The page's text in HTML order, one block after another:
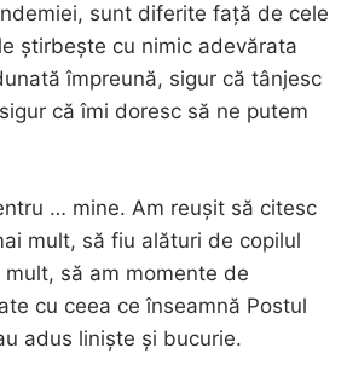
sunt diferite față de cele
știrbește cu nimic adevărata
împreună, sigur că tânjesc
că îmi doresc să ne putem
… mine. Am reușit să citesc
mult, să fiu alături de copilul
să am momente de
cu ceea ce înseamnă Postul
adus liniște și bucurie.